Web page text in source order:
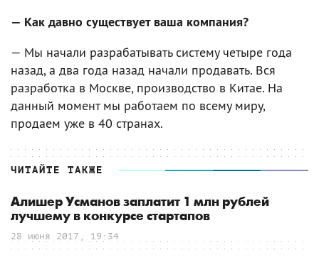
— Как давно существует ваша компания?
— Мы начали разрабатывать систему четыре года
назад, а два года назад начали продавать. Вся
разработка в Москве, производство в Китае. На
данный момент мы работаем по всему миру,
продаем уже в 40 странах.
ЧИТАЙТЕ ТАКЖЕ
Алишер Усманов заплатит 1 млн рублей
лучшему в конкурсе стартапов
28 июня 2017, 19:34